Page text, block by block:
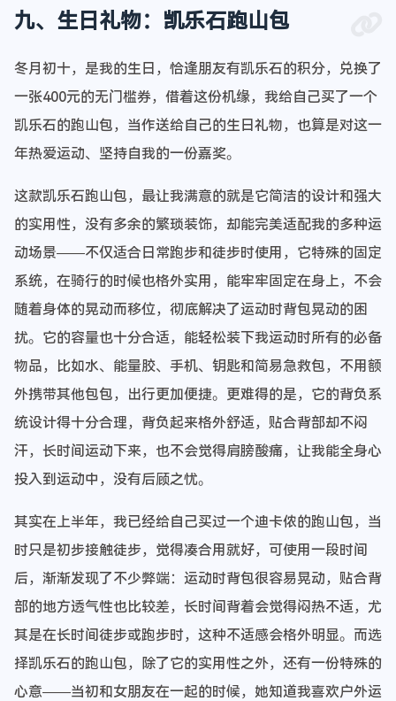
九、生日礼物：凯乐石跑山包
冬月初十，是我的生日，恰逢朋友有凯乐石的积分，兑换了
一张400元的无门槛券，借着这份机缘，我给自己买了一个
凯乐石的跑山包，当作送给自己的生日礼物，也算是对这一
年热爱运动、坚持自我的一份嘉奖。
这款凯乐石跑山包，最让我满意的就是它简洁的设计和强大
的实用性，没有多余的繁琐装饰，却能完美适配我的多种运
动场景——不仅适合日常跑步和徒步时使用，它特殊的固定
系统，在骑行的时候也格外实用，能牢牢固定在身上，不会
随着身体的晃动而移位，彻底解决了运动时背包晃动的困
扰。它的容量也十分合适，能轻松装下我运动时所有的必备
物品，比如水、能量胶、手机、钥匙和简易急救包，不用额
外携带其他包包，出行更加便捷。更难得的是，它的背负系
统设计得十分合理，背负起来格外舒适，贴合背部却不闷
汗，长时间运动下来，也不会觉得肩膀酸痛，让我能全身心
投入到运动中，没有后顾之忧。
其实在上半年，我已经给自己买过一个迪卡侬的跑山包，当
时只是初步接触徒步，觉得凑合用就好，可使用一段时间
后，渐渐发现了不少弊端：运动时背包很容易晃动，贴合背
部的地方透气性也比较差，长时间背着会觉得闷热不适，尤
其是在长时间徒步或跑步时，这种不适感会格外明显。而选
择凯乐石的跑山包，除了它的实用性之外，还有一份特殊的
心意——当初和女朋友在一起的时候，她知道我喜欢户外运